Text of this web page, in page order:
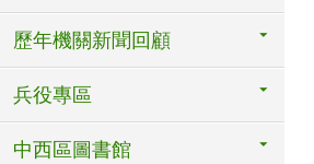
歷年機關新聞回顧
兵役專區
中西區圖書館